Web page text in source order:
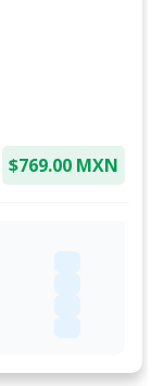
$769.00 MXN